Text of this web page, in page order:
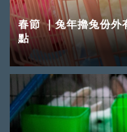
春節 ｜兔年擼兔份外
點